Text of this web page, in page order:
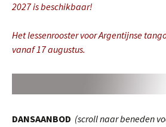
2027 is beschikbaar!
Het lessenrooster voor Argentijnse
vanaf 17 augustus.
DANSAANBOD (scroll naar beneden